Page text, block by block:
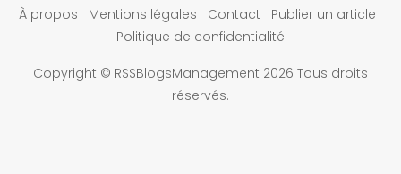
À propos Mentions légales Contact
Publier un article
Politique de confidentialité
Copyright © RSSBlogsManagement 2026 Tous droits
réservés.